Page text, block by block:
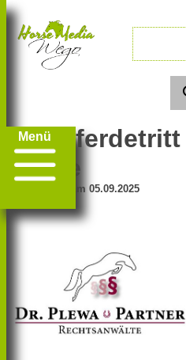
Ein
Folge
Erschienen am 05.09.2025
Menü